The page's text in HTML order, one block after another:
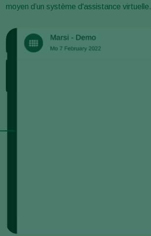
moyen d’un système d'assistance virtuelle.